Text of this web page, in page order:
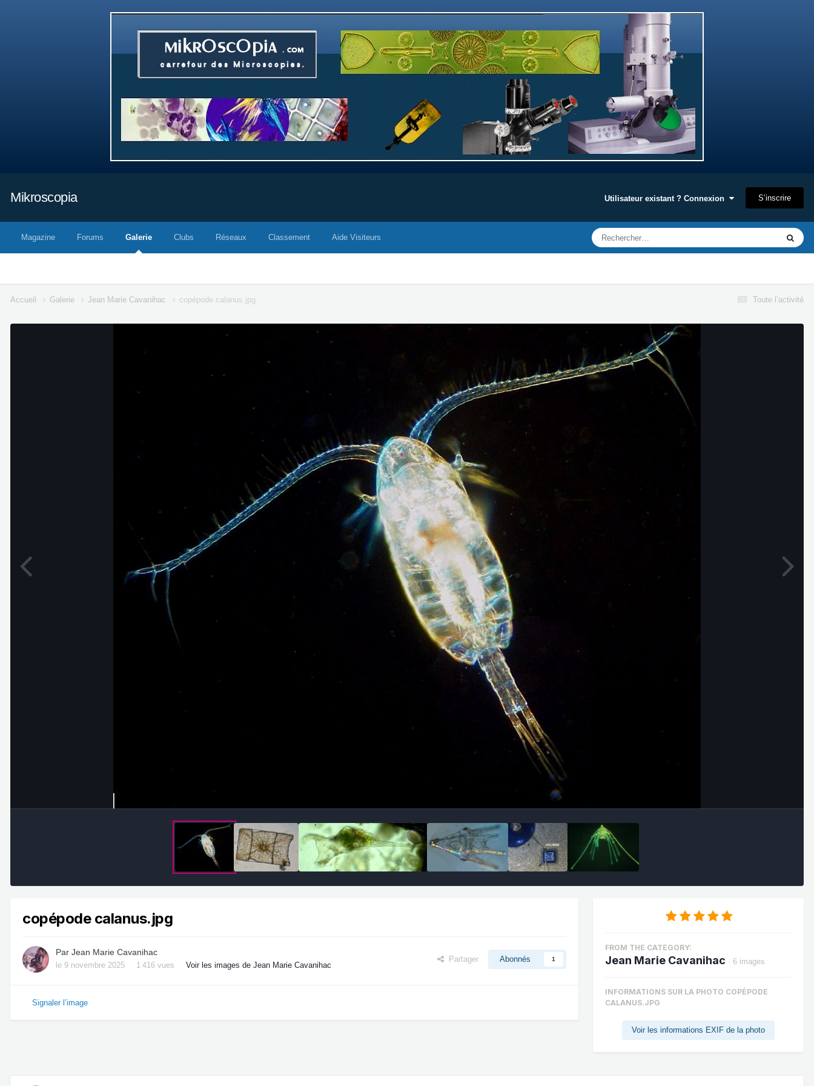
Mikroscopia Utilisateur existant ? Connexion S’inscrire
Magazine Forums Galerie Clubs Réseaux Classement Aide Visiteurs
Toute l’activité
Accueil Galerie Jean Marie Cavanihac copépode calanus.jpg
copépode calanus.jpg
Par Jean Marie Cavanihac
le 9 novembre 2025 1 416 vues Voir les images de Jean Marie Cavanihac
Partager Abonnés 1
Signaler l’image
FROM THE CATEGORY:
Jean Marie Cavanihac · 6 images
INFORMATIONS SUR LA PHOTO COPÉPODE
CALANUS.JPG
Voir les informations EXIF de la photo